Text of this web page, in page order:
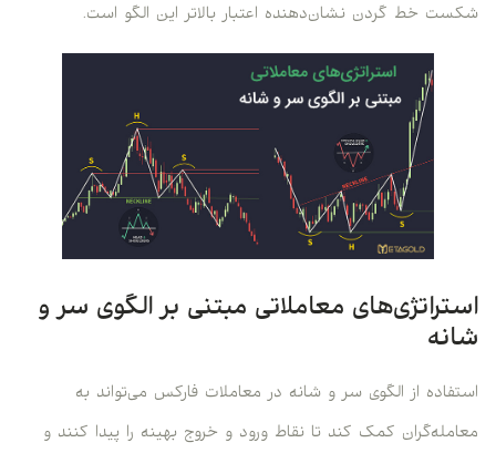
شکست خط گردن نشان‌دهنده اعتبار بالاتر این الگو است.
استراتژی‌های معاملاتی مبتنی بر الگوی سر و
شانه
استفاده از الگوی سر و شانه در معاملات فارکس می‌تواند به
معامله‌گران کمک کند تا نقاط ورود و خروج بهینه را پیدا کنند و